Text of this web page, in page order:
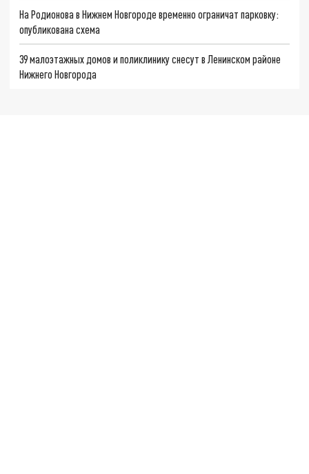
На Родионова в Нижнем Новгороде временно ограничат парковку:
опубликована схема
39 малоэтажных домов и поликлинику снесут в Ленинском районе
Нижнего Новгорода